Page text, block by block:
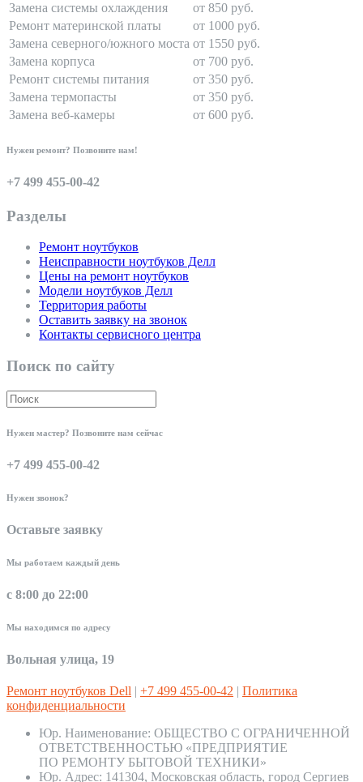
Замена системы охлаждения
от 850 руб.
Ремонт материнской платы
от 1000 руб.
Замена северного/южного моста от 1550 руб.
Замена корпуса
от 700 руб.
Ремонт системы питания
от 350 руб.
Замена термопасты
от 350 руб.
Замена веб-камеры
от 600 руб.
Нужен ремонт? Позвоните нам!
+7 499 455-00-42
Разделы
Ремонт ноутбуков
Неисправности ноутбуков Делл
Цены на ремонт ноутбуков
Модели ноутбуков Делл
Территория работы
Оставить заявку на звонок
Контакты сервисного центра
Поиск по сайту
Нужен мастер? Позвоните нам сейчас
+7 499 455-00-42
Нужен звонок?
Оставьте заявку
Мы работаем каждый день
с 8:00 до 22:00
Мы находимся по адресу
Вольная улица, 19
Ремонт ноутбуков Dell | +7 499 455-00-42 | Политика
конфиденциальности
Юр. Наименование: ОБЩЕСТВО С ОГРАНИЧЕННОЙ
ОТВЕТСТВЕННОСТЬЮ «ПРЕДПРИЯТИЕ
ПО РЕМОНТУ БЫТОВОЙ ТЕХНИКИ»
Юр. Адрес: 141304, Московская область, город Сергиев